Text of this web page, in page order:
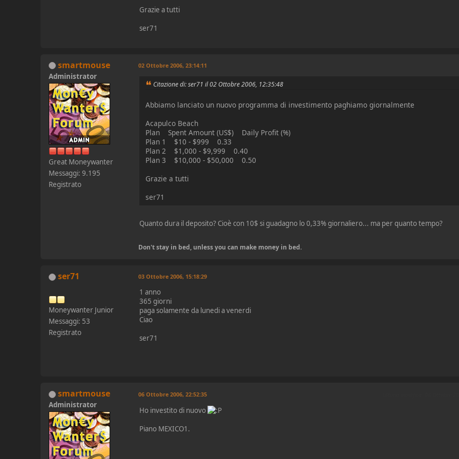
Grazie a tutti
ser71
smartmouse
Administrator
Great Moneywanter
Messaggi: 9.195
Registrato
02 Ottobre 2006, 23:14:11
Citazione di: ser71 il 02 Ottobre 2006, 12:35:48
Abbiamo lanciato un nuovo programma di investimento paghiamo giornalmente
Acapulco Beach
Plan Spent Amount (US$) Daily Profit (%)
Plan 1 $10 - $999 0.33
Plan 2 $1,000 - $9,999 0.40
Plan 3 $10,000 - $50,000 0.50
Grazie a tutti
ser71
Quanto dura il deposito? Cioè con 10$ si guadagno lo 0,33% giornaliero... ma per quanto tempo?
Don't stay in bed, unless you can make money in bed.
ser71
Moneywanter Junior
Messaggi: 53
Registrato
03 Ottobre 2006, 15:18:29
1 anno
365 giorni
paga solamente da lunedi a venerdi
Ciao
ser71
smartmouse
Administrator
06 Ottobre 2006, 22:52:35
Ho investito di nuovo
Piano MEXICO1.